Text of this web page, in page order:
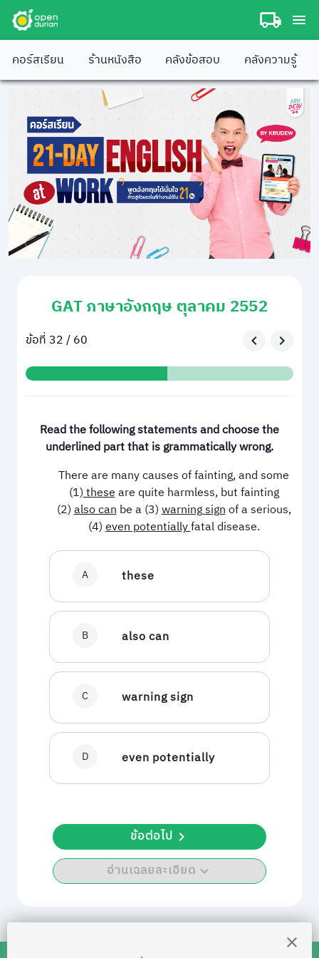
คอร์สเรียน ร้านหนังสือ คลังข้อสอบ คลังความรู้
GAT ภาษาอังกฤษ ตุลาคม 2552
ข้อที่ 32 / 60
Read the following statements and choose the
underlined part that is grammatically wrong.
There are many causes of fainting, and some
(1)theseare quite harmless, but fainting
(2)also canbe a (3)warning signof a serious,
(4)even potentiallyfatal disease.
A these
B also can
C warning sign
D even potentially
อ่านเฉลยละเอียด
ข้อต่อไป